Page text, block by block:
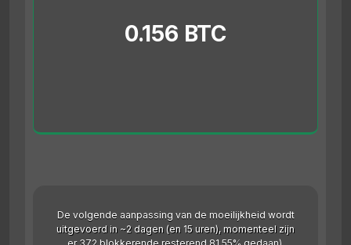
0.156 BTC
De volgende aanpassing van de moeilijkheid wordt
uitgevoerd in ~2 dagen (en 15 uren), momenteel zijn